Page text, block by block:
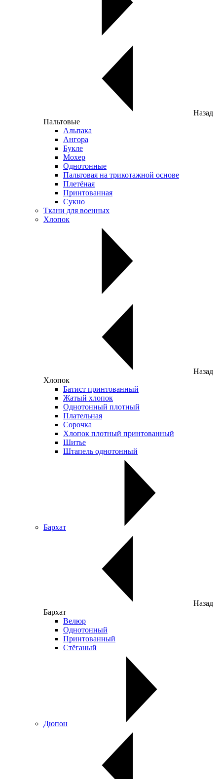
Назад
Пальтовые
Альпака
Ангора
Букле
Мохер
Однотонные
Пальтовая на трикотажной основе
Плетёная
Принтованная
Сукно
Ткани для военных
Хлопок
Назад
Хлопок
Батист принтованный
Жатый хлопок
Однотонный плотный
Плательная
Сорочка
Хлопок плотный принтованный
Шитье
Штапель однотонный
Бархат
Назад
Бархат
Велюр
Однотонный
Принтованный
Стёганый
Дюпон